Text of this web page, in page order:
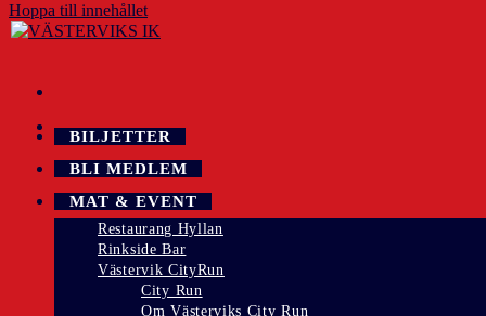
Hoppa till innehållet
BILJETTER
BLI MEDLEM
MAT & EVENT
Restaurang Hyllan
Rinkside Bar
Västervik CityRun
City Run
Om Västerviks City Run